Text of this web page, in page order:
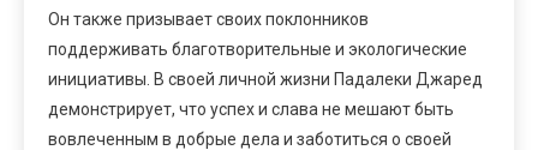
Он также призывает своих поклонников
поддерживать благотворительные и экологические
инициативы. В своей личной жизни Падалеки Джаред
демонстрирует, что успех и слава не мешают быть
вовлеченным в добрые дела и заботиться о своей